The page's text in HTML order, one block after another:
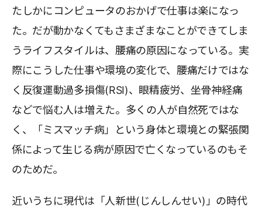
たしかにコンピュータのおかげで仕事は楽になっ
た。だが動かなくてもさまざまなことができてしま
うライフスタイルは、腰痛の原因になっている。実
際にこうした仕事や環境の変化で、腰痛だけではな
く反復運動過多損傷(RSI)、眼精疲労、坐骨神経痛
などで悩む人は増えた。多くの人が自然死ではな
く、「ミスマッチ病」という身体と環境との緊張関
係によって生じる病が原因で亡くなっているのもそ
のためだ。
近いうちに現代は「人新世(じんしんせい)」の時代